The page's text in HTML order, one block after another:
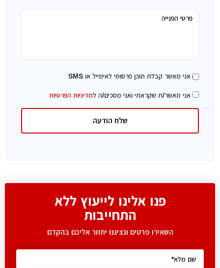
אני מאשר קבלת תוכן פרסומי לאימייל או SMS
אני מאשר/ת שקראתי ואני מסכים/ה למדיניות הפרטיות
שלח הודעה
פנו אלינו לייעוץ ללא
התחייבות
השאירו פרטים ונציגנו יחזור אליכם בהקדם